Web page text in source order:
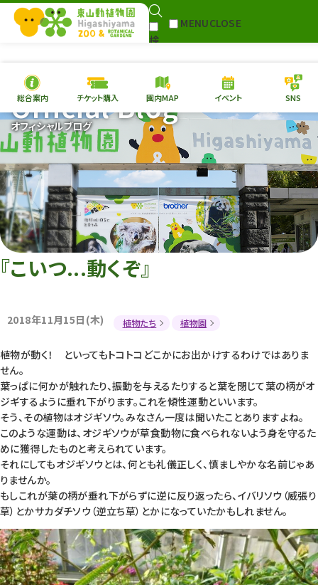
検
MENUCLOSE
本日の開園情報 チケ
園内MAP イベント
総合案内
動物園 植物園
再生プラン
東山動植物園
への支援
総合案内 チケット購入 園内MAP イベント SNS
オフィシャルブログ
Official Blog
『こいつ...動くぞ』
2018年11月15日(木) 植物たち 植物園
植物が動く！ といってもトコトコどこかにお出かけするわけではありま
せん。
葉っぱに何かが触れたり、振動を与えるたりすると葉を閉じて葉の柄がオ
ジギするように垂れ下がります。これを傾性運動といいます。
そう、その植物はオジギソウ。みなさん一度は聞いたことありますよね。
このような運動は、オジギソウが草食動物に食べられないよう身を守るた
めに獲得したものと考えられています。
それにしてもオジギソウとは、何とも礼儀正しく、慎ましやかな名前じゃあ
りませんか。
もしこれが葉の柄が垂れ下がらずに逆に反り返ったら、イバリソウ（威張り
草）とかサカダチソウ（逆立ち草）とかになっていたかもしれません。